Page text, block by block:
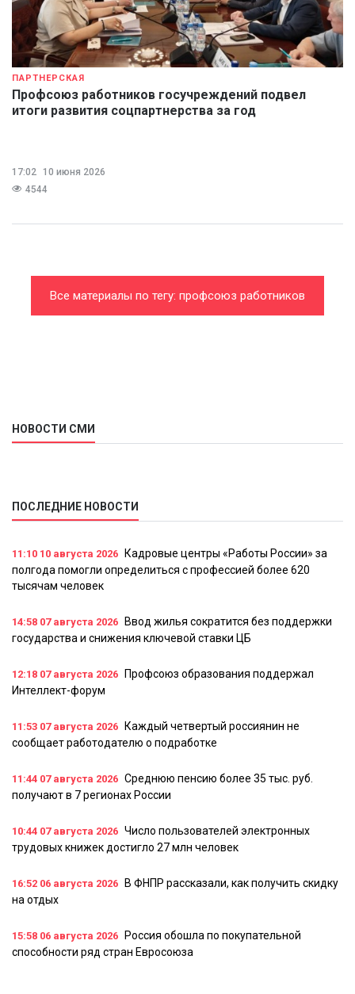
ПАРТНЕРСКАЯ
Профсоюз работников госучреждений подвел
итоги развития соцпартнерства за год
17:02 10 июня 2026
4544
Все материалы по тегу: профсоюз работников
НОВОСТИ СМИ
ПОСЛЕДНИЕ НОВОСТИ
11:10 10 августа 2026
Кадровые центры «Работы России» за
полгода помогли определиться с профессией более 620
тысячам человек
14:58 07 августа 2026
Ввод жилья сократится без поддержки
государства и снижения ключевой ставки ЦБ
12:18 07 августа 2026
Профсоюз образования поддержал
Интеллект-форум
11:53 07 августа 2026
Каждый четвертый россиянин не
сообщает работодателю о подработке
11:44 07 августа 2026 Среднюю пенсию более 35 тыс. руб.
получают в 7 регионах России
10:44 07 августа 2026 Число пользователей электронных
трудовых книжек достигло 27 млн человек
16:52 06 августа 2026
В ФНПР рассказали, как получить скидку
на отдых
15:58 06 августа 2026
Россия обошла по покупательной
способности ряд стран Евросоюза